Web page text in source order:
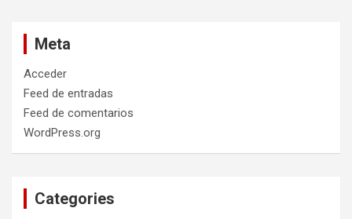
Meta
Acceder
Feed de entradas
Feed de comentarios
WordPress.org
Categories